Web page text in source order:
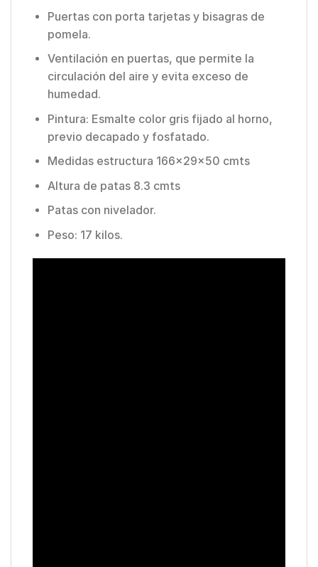
Puertas con porta tarjetas y bisagras de
pomela.
Ventilación en puertas, que permite la
circulación del aire y evita exceso de
humedad.
Pintura: Esmalte color gris fijado al horno,
previo decapado y fosfatado.
Medidas estructura 166x29x50 cmts
Altura de patas 8.3 cmts
Patas con nivelador.
Peso: 17 kilos.